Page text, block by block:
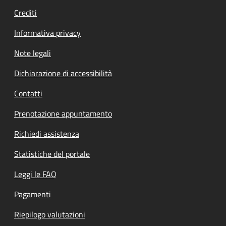
Crediti
Informativa privacy
Note legali
Dichiarazione di accessibilità
Contatti
Prenotazione appuntamento
Richiedi assistenza
Statistiche del portale
Leggi le FAQ
Pagamenti
Riepilogo valutazioni